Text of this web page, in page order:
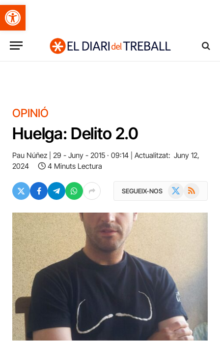
Obre la barra d'eines
OPINIÓ
Huelga: Delito 2.0
Pau Núñez 29 - Juny - 2015 · 09:14 Actualitzat: Juny 12,
2024
4 Minuts Lectura
SEGUEIX-NOS RSS